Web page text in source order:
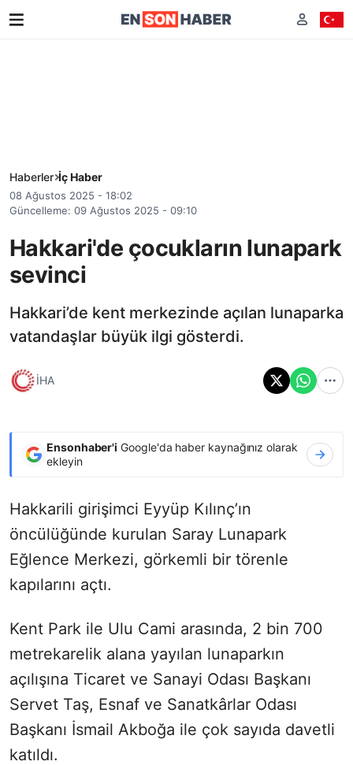
Haberler İç Haber
08 Ağustos 2025 - 18:02
Güncelleme: 09 Ağustos 2025 - 09:10
Hakkari'de çocukların lunapark
sevinci
Hakkari’de kent merkezinde açılan lunaparka
vatandaşlar büyük ilgi gösterdi.
İHA
Ensonhaber'i Google'da haber kaynağınız olarak
ekleyin
Hakkarili girişimci Eyyüp Kılınç’ın
öncülüğünde kurulan Saray Lunapark
Eğlence Merkezi, görkemli bir törenle
kapılarını açtı.
Kent Park ile Ulu Cami arasında, 2 bin 700
metrekarelik alana yayılan lunaparkın
açılışına Ticaret ve Sanayi Odası Başkanı
Servet Taş, Esnaf ve Sanatkârlar Odası
Başkanı İsmail Akboğa ile çok sayıda davetli
katıldı.